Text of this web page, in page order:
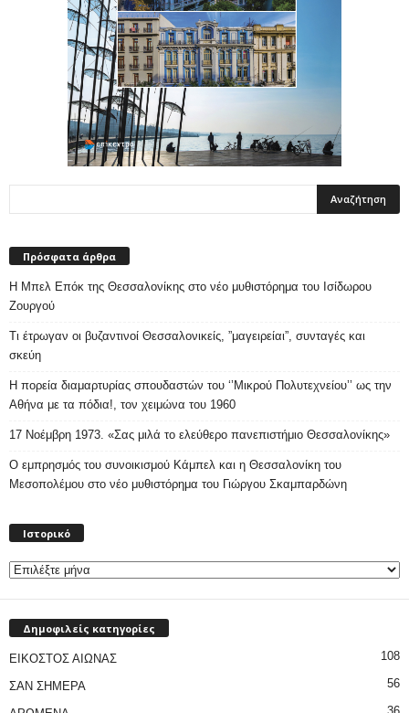
Πρόσφατα άρθρα
Η Μπελ Επόκ της Θεσσαλονίκης στο νέο μυθιστόρημα του Ισίδωρου
Ζουργού
Τι έτρωγαν οι βυζαντινοί Θεσσαλονικείς, ”μαγειρείαι”, συνταγές και
σκεύη
Η πορεία διαμαρτυρίας σπουδαστών του ‘’Μικρού Πολυτεχνείου’’ ως την
Αθήνα με τα πόδια!, τον χειμώνα του 1960
17 Νοέμβρη 1973. «Σας μιλά το ελεύθερο πανεπιστήμιο Θεσσαλονίκης»
Ο εμπρησμός του συνοικισμού Κάμπελ και η Θεσσαλονίκη του
Μεσοπολέμου στο νέο μυθιστόρημα του Γιώργου Σκαμπαρδώνη
Ιστορικό
Δημοφιλείς κατηγορίες
ΕΙΚΟΣΤΟΣ ΑΙΩΝΑΣ 108
ΣΑΝ ΣΗΜΕΡΑ 56